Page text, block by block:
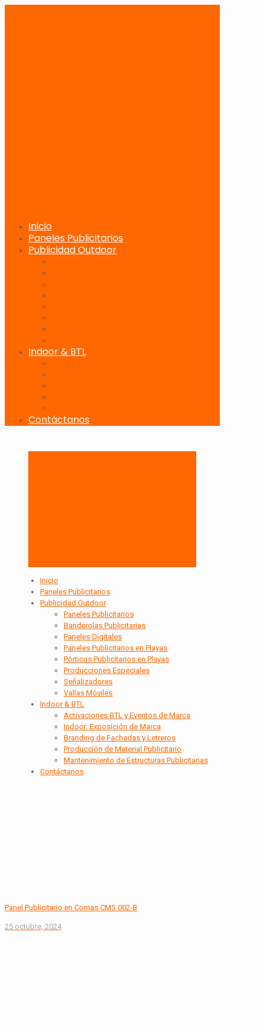
Inicio
Paneles Publicitarios
Publicidad Outdoor
Indoor & BTL
Contáctanos
Inicio
Paneles Publicitarios
Publicidad Outdoor
Paneles Publicitarios
Banderolas Publicitarias
Paneles Digitales
Paneles Publicitarios en Playas
Pórticos Publicitarios en Playas
Producciones Especiales
Señalizadores
Vallas Móviles
Indoor & BTL
Activaciones BTL y Eventos de Marca
Indoor: Exposición de Marca
Branding de Fachadas y Letreros
Producción de Material Publicitario
Mantenimiento de Estructuras Publicitarias
Contáctanos
Panel Publicitario en Comas CMS 002-B
25 octubre, 2024